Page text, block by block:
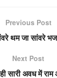
Previous Post
थम जा सांवरे
Next Post
सारी अवध में